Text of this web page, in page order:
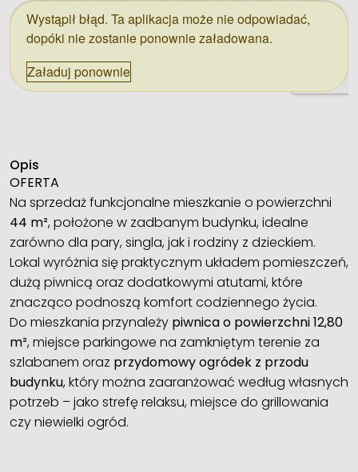
Opis
OFERTA
Na sprzedaż funkcjonalne mieszkanie o powierzchni
44 m², położone w zadbanym budynku, idealne
zarówno dla pary, singla, jak i rodziny z dzieckiem.
Lokal wyróżnia się praktycznym układem pomieszczeń,
dużą piwnicą oraz dodatkowymi atutami, które
znacząco podnoszą komfort codziennego życia.
Do mieszkania przynależy piwnica o powierzchni 12,80
m², miejsce parkingowe na zamkniętym terenie za
szlabanem oraz przydomowy ogródek z przodu
budynku, który można zaaranżować według własnych
potrzeb – jako strefę relaksu, miejsce do grillowania
czy niewielki ogród.